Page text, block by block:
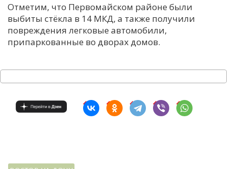
Отметим, что Первомайском районе были
выбиты стёкла в 14 МКД, а также получили
повреждения легковые автомобили,
припаркованные во дворах домов.